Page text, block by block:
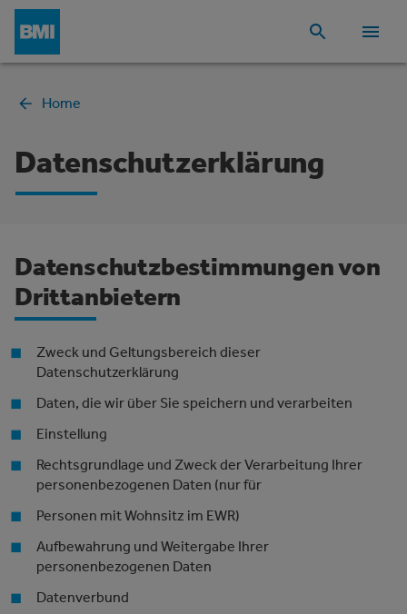
Home
Datenschutzerklärung
Datenschutzbestimmungen von
Drittanbietern
Zweck und Geltungsbereich dieser
Datenschutzerklärung
Daten, die wir über Sie speichern und verarbeiten
Einstellung
Rechtsgrundlage und Zweck der Verarbeitung Ihrer
personenbezogenen Daten (nur für
Personen mit Wohnsitz im EWR)
Aufbewahrung und Weitergabe Ihrer
personenbezogenen Daten
Datenverbund